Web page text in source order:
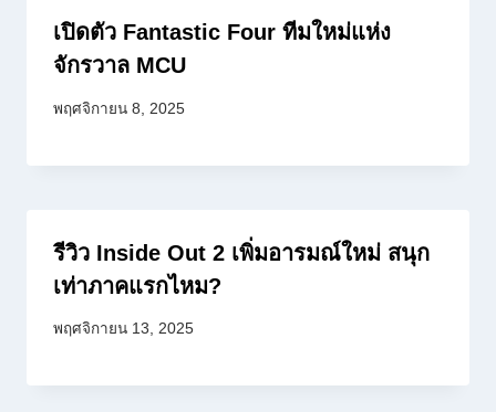
เปิดตัว Fantastic Four ทีมใหม่แห่ง
จักรวาล MCU
พฤศจิกายน 8, 2025
รีวิว Inside Out 2 เพิ่มอารมณ์ใหม่ สนุก
เท่าภาคแรกไหม?
พฤศจิกายน 13, 2025